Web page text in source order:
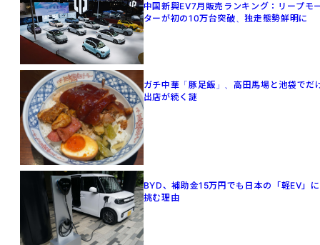
中国新興EV7月販売ランキング：リープモ
ターが初の10万台突破、独走態勢鮮明に
ガチ中華「豚足飯」、高田馬場と池袋でだ
出店が続く謎
BYD、補助金15万円でも日本の「軽EV」に
挑む理由